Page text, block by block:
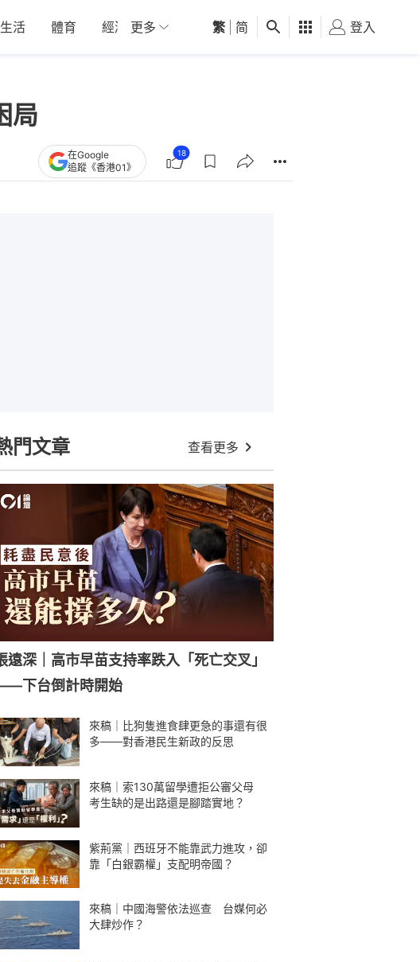
生活 體育 經濟 01深圳 觀點 健康 好食玩飛
更多 繁 简 登入
局
在Google
追蹤《香港01》
18
門文章 查看更多
遠深｜高市早苗支持率跌入「死亡交叉」
下台倒計時開始
來稿｜比狗隻進食肆更急的事還有很
多——對香港民生新政的反思
來稿｜索130萬留學遭拒公審父母
考生缺的是出路還是腳踏實地？
紫荊黨｜西班牙不能靠武力進攻，卻
靠「白銀霸權」支配明帝國？
來稿｜中國海警依法巡查 台媒何必
大肆炒作？